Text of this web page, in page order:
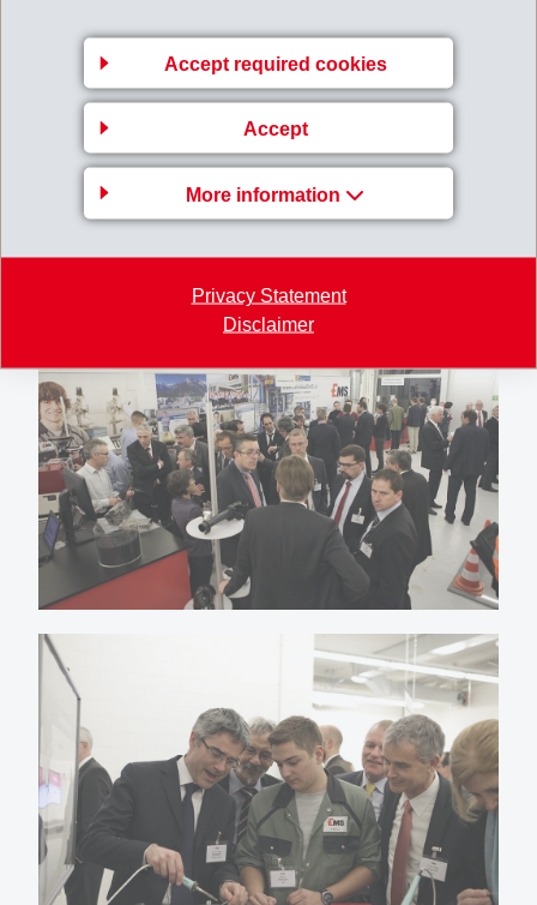
Accept required cookies
Accept
More information
Privacy Statement
Disclaimer